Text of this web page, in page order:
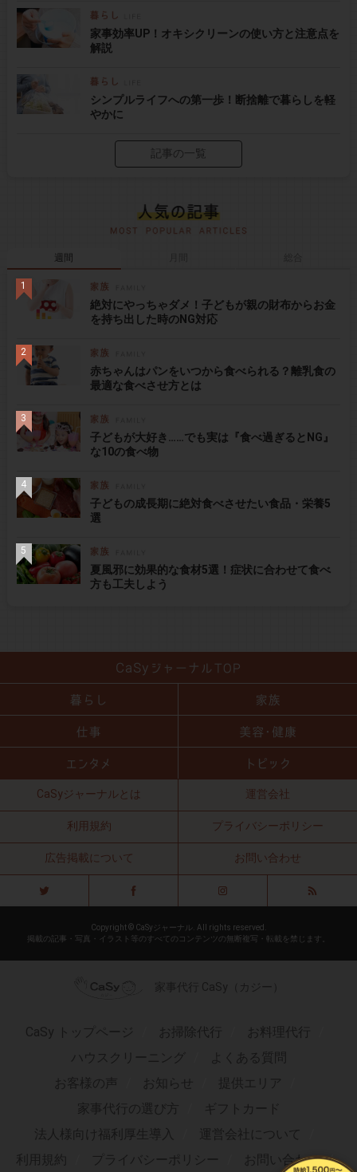
家事効率UP！オキシクリーンの使い方と注意点を
解説
シンプルライフへの第一歩！断捨離で暮らしを軽
やかに
記事の一覧
週間
絶対にやっちゃダメ！子どもが親の財布からお金
を持ち出した時のNG対応
赤ちゃんはパンをいつから食べられる？離乳食の
最適な食べさせ方とは
子どもが大好き……でも実は『食べ過ぎるとNG』
な10の食べ物
子どもの成長期に絶対食べさせたい食品・栄養5
選
夏風邪に効果的な食材5選！症状に合わせて食べ
方も工夫しよう
CaSyジャーナルとは 運営会社
利用規約 プライバシーポリシー
広告掲載について お問い合わせ
Copyright © CaSyジャーナル. All rights reserved.
掲載の記事・写真・イラスト等のすべてのコンテンツの無断複写・転載を禁じます。
家事代行 CaSy（カジー）
CaSy トップページ お掃除代行
お料理代行
ハウスクリーニング
よくある質問
お客様の声
お知らせ
提供エリア
家事代行の選び方
ギフトカード
法人様向け福利厚生導入
運営会社について
利用規約
プライバシーポリシー お問い合わせ